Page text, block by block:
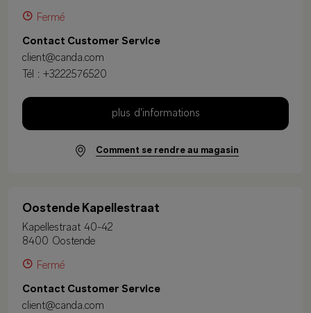
Fermé
Contact Customer Service
client@canda.com
Tél : +3222576520
plus d'informations
Comment se rendre au magasin
Oostende Kapellestraat
Kapellestraat 40-42
8400 Oostende
Fermé
Contact Customer Service
client@canda.com